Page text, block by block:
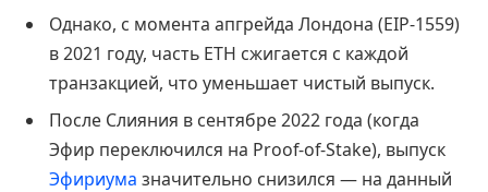
Однако, с момента апгрейда Лондона (EIP-1559)
в 2021 году, часть ETH сжигается с каждой
транзакцией, что уменьшает чистый выпуск.
После Слияния в сентябре 2022 года (когда
Эфир переключился на Proof-of-Stake), выпуск
Эфириума значительно снизился — на данный